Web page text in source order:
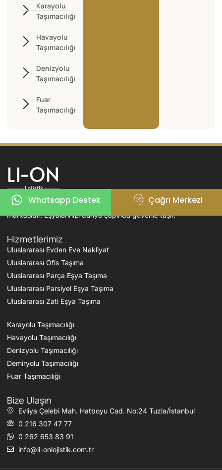
Karayolu
Taşımacılığı
Havayolu
Taşımacılığı
Denizyolu
Taşımacılığı
Fuar
Taşımacılığı
Li-On Lojistik; uluslararası taşımacılıkta ev, ofis ve zati eşya
nakliyatında uzmanlaşmış, güvenilir ve deneyimli bir lojistik
markasıdır. Eşyalarınızı dünya çapında güvenle taşır.
Hizmetlerimiz
Uluslararası Evden Eve Nakliyat
Uluslararası Ofis Taşıma
Uluslararası Parça Eşya Taşıma
Uluslararası Parsiyel Eşya Taşıma
Uluslararası Zati Eşya Taşıma
Karayolu Taşımacılığı
Havayolu Taşımacılığı
Denizyolu Taşımacılığı
Demiryolu Taşımacılığı
Fuar Taşımacılığı
Bize Ulaşın
Evliya Çelebi Mah. Hatboyu Cad. No:24 Tuzla/İstanbul
0 216 307 47 77
0 262 653 83 91
info@li-onlojistik.com.tr
Whatsapp Destek Çağrı Merkezi